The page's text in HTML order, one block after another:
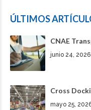
ÚLTIMOS
CNAE
junio 24, 2026
Cross
mayo 25,